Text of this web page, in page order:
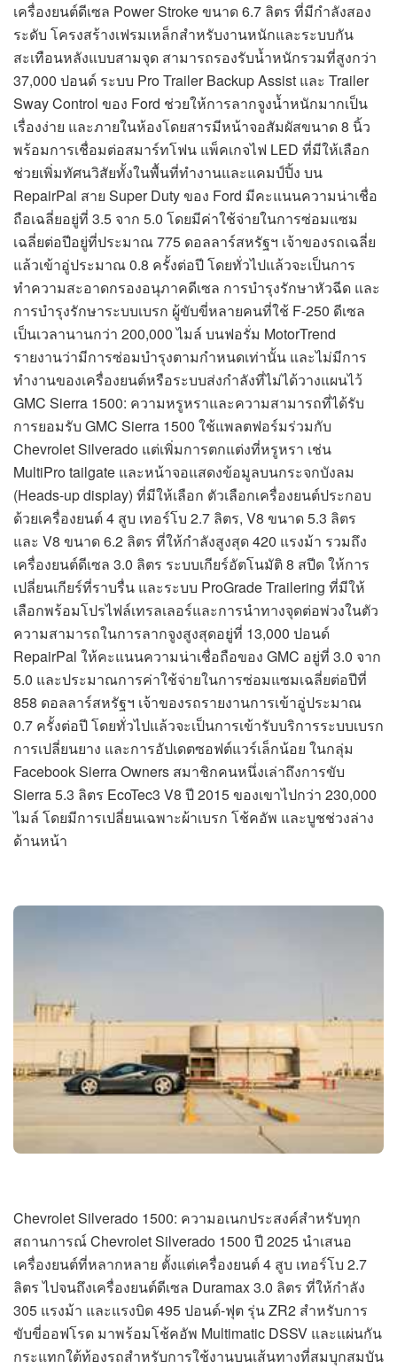
เครื่องยนต์ดีเซล Power Stroke ขนาด 6.7 ลิตร ที่มีกำลังสอง
ระดับ โครงสร้างเฟรมเหล็กสำหรับงานหนักและระบบกัน
สะเทือนหลังแบบสามจุด สามารถรองรับน้ำหนักรวมที่สูงกว่า
37,000 ปอนด์ ระบบ Pro Trailer Backup Assist และ Trailer
Sway Control ของ Ford ช่วยให้การลากจูงน้ำหนักมากเป็น
เรื่องง่าย และภายในห้องโดยสารมีหน้าจอสัมผัสขนาด 8 นิ้ว
พร้อมการเชื่อมต่อสมาร์ทโฟน แพ็คเกจไฟ LED ที่มีให้เลือก
ช่วยเพิ่มทัศนวิสัยทั้งในพื้นที่ทำงานและแคมป์ปิ้ง บน
RepairPal สาย Super Duty ของ Ford มีคะแนนความน่าเชื่อ
ถือเฉลี่ยอยู่ที่ 3.5 จาก 5.0 โดยมีค่าใช้จ่ายในการซ่อมแซม
เฉลี่ยต่อปีอยู่ที่ประมาณ 775 ดอลลาร์สหรัฐฯ เจ้าของรถเฉลี่ย
แล้วเข้าอู่ประมาณ 0.8 ครั้งต่อปี โดยทั่วไปแล้วจะเป็นการ
ทำความสะอาดกรองอนุภาคดีเซล การบำรุงรักษาหัวฉีด และ
การบำรุงรักษาระบบเบรก ผู้ขับขี่หลายคนที่ใช้ F-250 ดีเซล
เป็นเวลานานกว่า 200,000 ไมล์ บนฟอรั่ม MotorTrend
รายงานว่ามีการซ่อมบำรุงตามกำหนดเท่านั้น และไม่มีการ
ทำงานของเครื่องยนต์หรือระบบส่งกำลังที่ไม่ได้วางแผนไว้
GMC Sierra 1500: ความหรูหราและความสามารถที่ได้รับ
การยอมรับ GMC Sierra 1500 ใช้แพลตฟอร์มร่วมกับ
Chevrolet Silverado แต่เพิ่มการตกแต่งที่หรูหรา เช่น
MultiPro tailgate และหน้าจอแสดงข้อมูลบนกระจกบังลม
(Heads-up display) ที่มีให้เลือก ตัวเลือกเครื่องยนต์ประกอบ
ด้วยเครื่องยนต์ 4 สูบ เทอร์โบ 2.7 ลิตร, V8 ขนาด 5.3 ลิตร
และ V8 ขนาด 6.2 ลิตร ที่ให้กำลังสูงสุด 420 แรงม้า รวมถึง
เครื่องยนต์ดีเซล 3.0 ลิตร ระบบเกียร์อัตโนมัติ 8 สปีด ให้การ
เปลี่ยนเกียร์ที่ราบรื่น และระบบ ProGrade Trailering ที่มีให้
เลือกพร้อมโปรไฟล์เทรลเลอร์และการนำทางจุดต่อพ่วงในตัว
ความสามารถในการลากจูงสูงสุดอยู่ที่ 13,000 ปอนด์
RepairPal ให้คะแนนความน่าเชื่อถือของ GMC อยู่ที่ 3.0 จาก
5.0 และประมาณการค่าใช้จ่ายในการซ่อมแซมเฉลี่ยต่อปีที่
858 ดอลลาร์สหรัฐฯ เจ้าของรถรายงานการเข้าอู่ประมาณ
0.7 ครั้งต่อปี โดยทั่วไปแล้วจะเป็นการเข้ารับบริการระบบเบรก
การเปลี่ยนยาง และการอัปเดตซอฟต์แวร์เล็กน้อย ในกลุ่ม
Facebook Sierra Owners สมาชิกคนหนึ่งเล่าถึงการขับ
Sierra 5.3 ลิตร EcoTec3 V8 ปี 2015 ของเขาไปกว่า 230,000
ไมล์ โดยมีการเปลี่ยนเฉพาะผ้าเบรก โช้คอัพ และบูชช่วงล่าง
ด้านหน้า
Chevrolet Silverado 1500: ความอเนกประสงค์สำหรับทุก
สถานการณ์ Chevrolet Silverado 1500 ปี 2025 นำเสนอ
เครื่องยนต์ที่หลากหลาย ตั้งแต่เครื่องยนต์ 4 สูบ เทอร์โบ 2.7
ลิตร ไปจนถึงเครื่องยนต์ดีเซล Duramax 3.0 ลิตร ที่ให้กำลัง
305 แรงม้า และแรงบิด 495 ปอนด์-ฟุต รุ่น ZR2 สำหรับการ
ขับขี่ออฟโรด มาพร้อมโช้คอัพ Multimatic DSSV และแผ่นกัน
กระแทกใต้ท้องรถสำหรับการใช้งานบนเส้นทางที่สมบุกสมบัน